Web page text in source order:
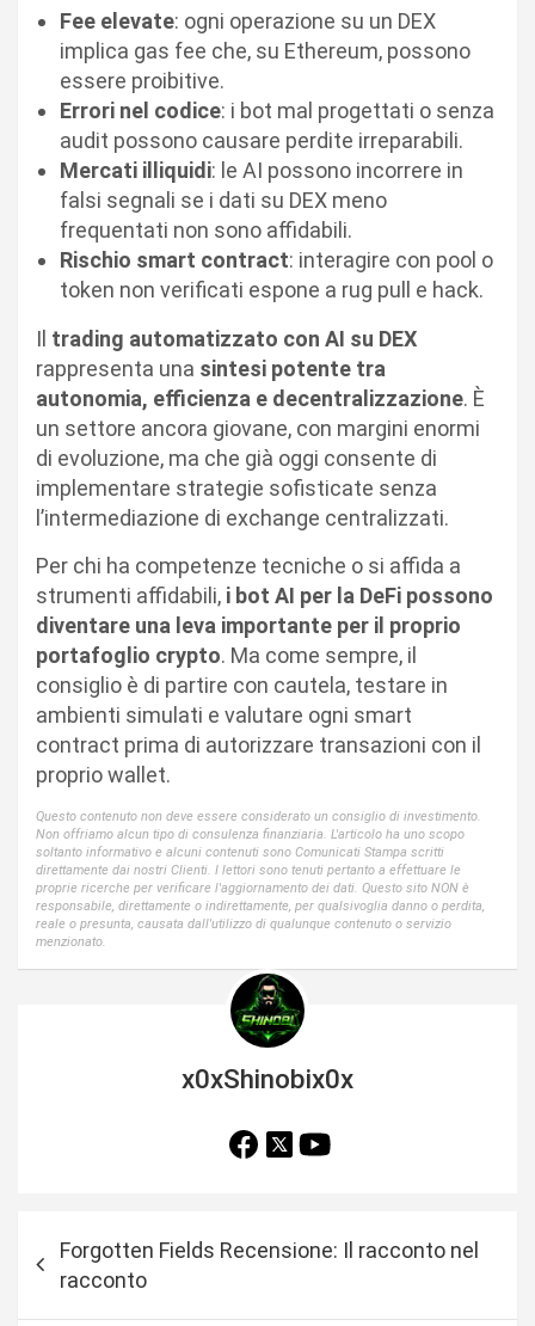
Fee elevate: ogni operazione su un DEX
implica gas fee che, su Ethereum, possono
essere proibitive.
Errori nel codice: i bot mal progettati o senza
audit possono causare perdite irreparabili.
Mercati illiquidi: le AI possono incorrere in
falsi segnali se i dati su DEX meno
frequentati non sono affidabili.
Rischio smart contract: interagire con pool o
token non verificati espone a rug pull e hack.
Il trading automatizzato con AI su DEX
rappresenta una sintesi potente tra
autonomia, efficienza e decentralizzazione. È
un settore ancora giovane, con margini enormi
di evoluzione, ma che già oggi consente di
implementare strategie sofisticate senza
l’intermediazione di exchange centralizzati.
Per chi ha competenze tecniche o si affida a
strumenti affidabili, i bot AI per la DeFi possono
diventare una leva importante per il proprio
portafoglio crypto. Ma come sempre, il
consiglio è di partire con cautela, testare in
ambienti simulati e valutare ogni smart
contract prima di autorizzare transazioni con il
proprio wallet.
Questo contenuto non deve essere considerato un consiglio di investimento.
Non offriamo alcun tipo di consulenza finanziaria. L'articolo ha uno scopo
soltanto informativo e alcuni contenuti sono Comunicati Stampa scritti
direttamente dai nostri Clienti. I lettori sono tenuti pertanto a effettuare le
proprie ricerche per verificare l'aggiornamento dei dati. Questo sito NON è
responsabile, direttamente o indirettamente, per qualsivoglia danno o perdita,
reale o presunta, causata dall'utilizzo di qualunque contenuto o servizio
menzionato.
x0xShinobix0x
Forgotten Fields Recensione: Il racconto nel
racconto